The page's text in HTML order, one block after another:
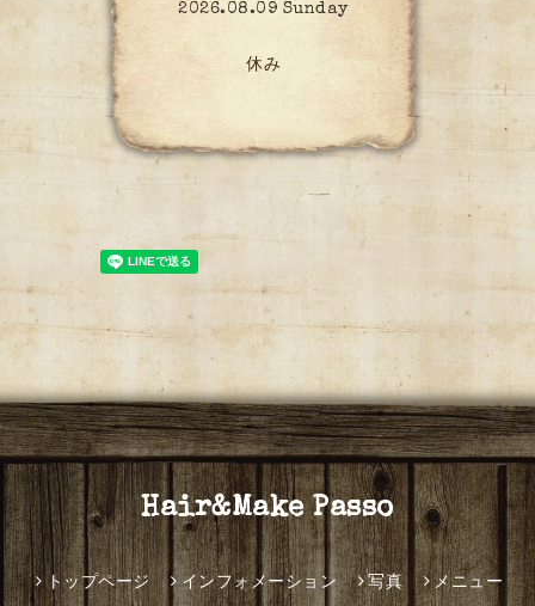
2026.08.09 Sunday
休み
Hair&Make Passo
トップページ インフォメーション 写真 メニュー